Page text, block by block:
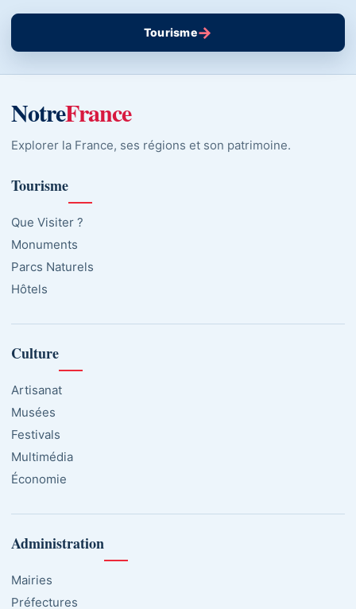
Tourisme→
NotreFrance
Explorer la France, ses régions et son patrimoine.
Tourisme
Que Visiter ?
Monuments
Parcs Naturels
Hôtels
Culture
Artisanat
Musées
Festivals
Multimédia
Économie
Administration
Mairies
Préfectures